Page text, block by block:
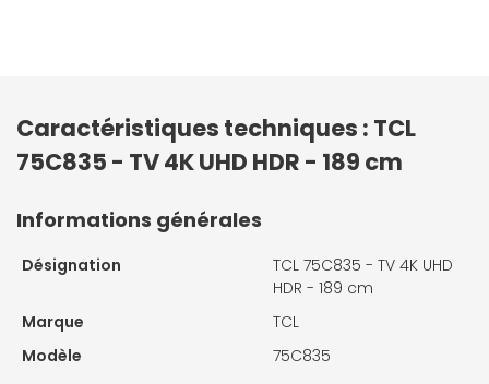
Caractéristiques techniques : TCL
75C835 - TV 4K UHD HDR - 189 cm
Informations générales
Désignation
TCL 75C835 - TV 4K UHD
HDR - 189 cm
Marque
TCL
Modèle
75C835